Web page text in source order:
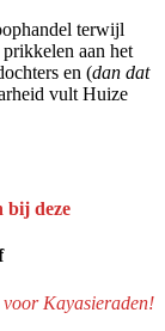
terwijl
aan het
en (dan dat
vult Huize
bij deze
voor Kayasieraden!